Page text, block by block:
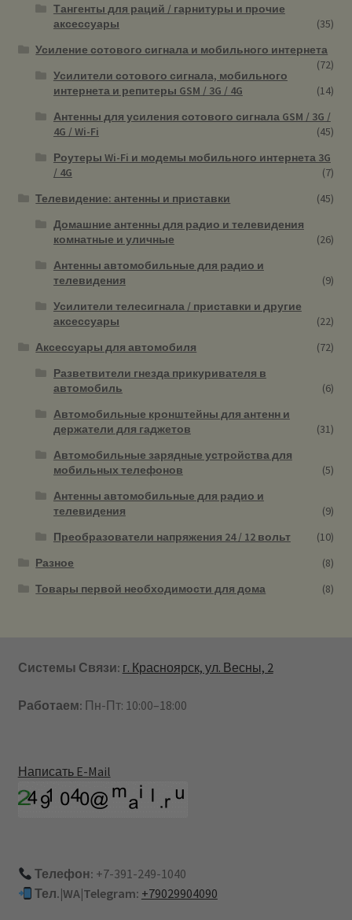
Тангенты для раций / гарнитуры и прочие
аксессуары
(35)
Усиление сотового сигнала и мобильного интернета
(72)
Усилители сотового сигнала, мобильного
интернета и репитеры GSM / 3G / 4G
(14)
Антенны для усиления сотового сигнала GSM / 3G /
4G / Wi-Fi
(45)
Роутеры Wi-Fi и модемы мобильного интернета 3G
/ 4G
(7)
Телевидение: антенны и приставки
(45)
Домашние антенны для радио и телевидения
комнатные и уличные
(26)
Антенны автомобильные для радио и
телевидения
(9)
Усилители телесигнала / приставки и другие
аксессуары
(22)
Аксессуары для автомобиля
(72)
Разветвители гнезда прикуривателя в
автомобиль
(6)
Автомобильные кронштейны для антенн и
держатели для гаджетов
(31)
Автомобильные зарядные устройства для
мобильных телефонов
(5)
Антенны автомобильные для радио и
телевидения
(9)
Преобразователи напряжения 24 / 12 вольт
(10)
Разное
(8)
Товары первой необходимости для дома
(8)
Системы Связи: г. Красноярск, ул. Весны, 2
Работаем: Пн-Пт: 10:00–18:00
Написать E-Mail
Телефон: +7-391-249-1040
Тел.|WA|Telegram: +79029904090